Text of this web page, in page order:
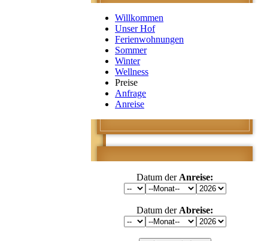
Willkommen
Unser Hof
Ferienwohnungen
Sommer
Winter
Wellness
Preise
Anfrage
Anreise
Datum der Anreise:
Datum der Abreise: